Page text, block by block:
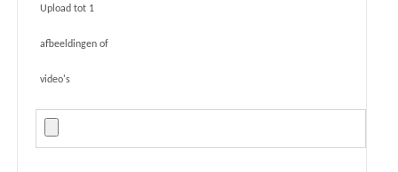
Upload tot 1
afbeeldingen of
video's